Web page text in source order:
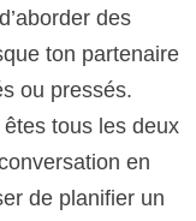
des
ton partenaire
ou pressés.
tous les deux
en
de planifier un